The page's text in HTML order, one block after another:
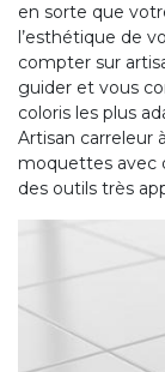
en sorte que
l’esthétique de
compter sur
guider et vous
coloris les plus
Artisan carreleur
moquettes avec
des outils très